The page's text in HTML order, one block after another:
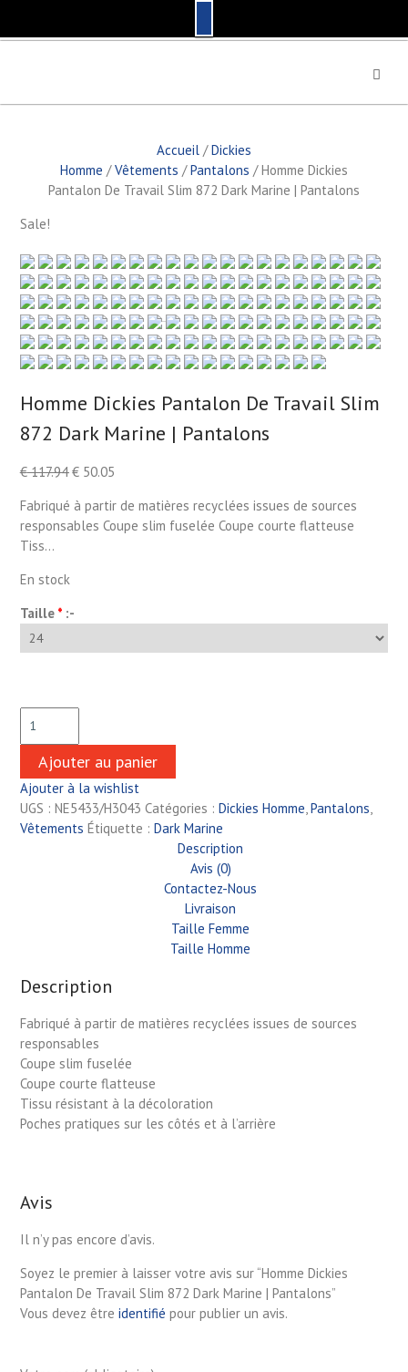
p
Accueil/Dickies
Homme /Vêtements /Pantalons / Homme Dickies
Pantalon De Travail Slim 872 Dark Marine | Pantalons
Sale!
Homme Dickies Pantalon De Travail Slim
872 Dark Marine | Pantalons
€117.94 €50.05
Fabriqué à partir de matières recyclées issues de sources
responsables Coupe slim fuselée Coupe courte flatteuse
Tiss…
En stock
Taille *:-
Ajouter au panier
Ajouter à la wishlist
UGS : NE5433/H3043 Catégories : Dickies Homme,Pantalons,
Vêtements Étiquette : Dark Marine
Description
Avis (0)
Contactez-Nous
Livraison
Taille Femme
Taille Homme
Description
Fabriqué à partir de matières recyclées issues de sources
responsables
Coupe slim fuselée
Coupe courte flatteuse
Tissu résistant à la décoloration
Poches pratiques sur les côtés et à l’arrière
Avis
Il n’y pas encore d’avis.
Soyez le premier à laisser votre avis sur “Homme Dickies
Pantalon De Travail Slim 872 Dark Marine | Pantalons”
Vous devez être identifié pour publier un avis.